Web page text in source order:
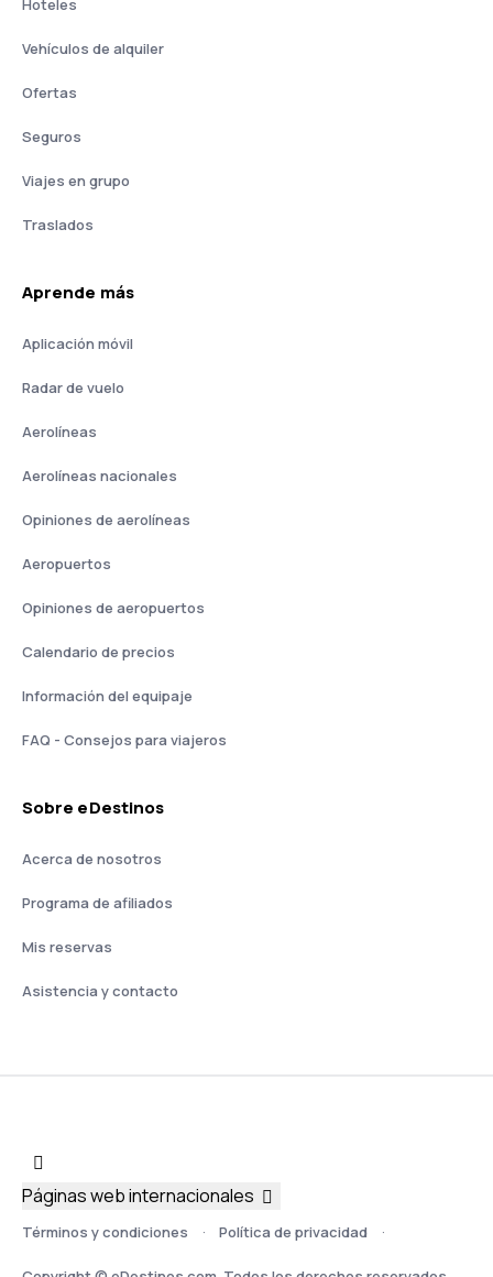
Hoteles
Vehículos de alquiler
Ofertas
Seguros
Viajes en grupo
Traslados
Aprende más
Aplicación móvil
Radar de vuelo
Aerolíneas
Aerolíneas nacionales
Opiniones de aerolíneas
Aeropuertos
Opiniones de aeropuertos
Calendario de precios
Información del equipaje
FAQ - Consejos para viajeros
Sobre eDestinos
Acerca de nosotros
Programa de afiliados
Mis reservas
Asistencia y contacto
Términos y condiciones Política de privacidad
Páginas web internacionales